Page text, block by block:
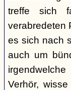
treffe sich
verabredeten
es sich nach
auch um
Verhör,